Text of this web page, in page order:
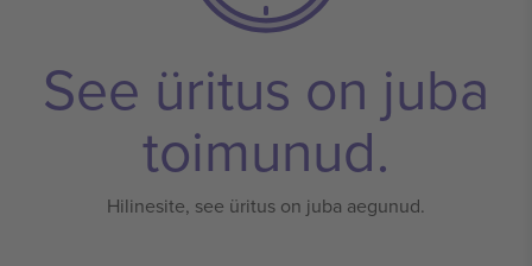
See üritus on juba
toimunud.
Hilinesite, see üritus on juba aegunud.